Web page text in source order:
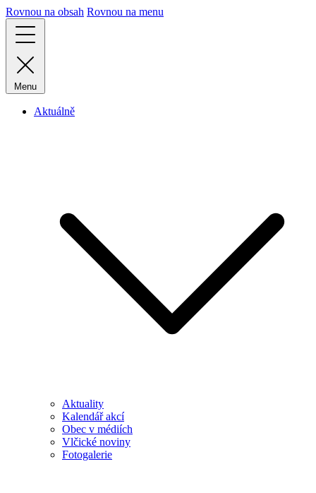
Rovnou na obsah Rovnou na menu
Menu
Aktuálně
Aktuality
Kalendář akcí
Obec v médiích
Vlčické noviny
Fotogalerie